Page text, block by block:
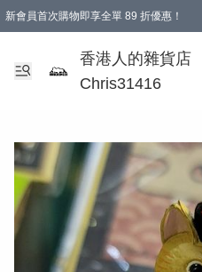
新會員首次購物即享全單 89 折優惠！
購物滿 HKD 499.00即享免運費優惠！（
【滿 $300 專屬驚喜：無聲信物（最後一
香港人的雜貨店
Chris31416